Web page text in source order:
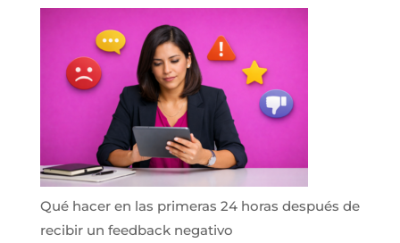
Qué hacer en las primeras 24 horas después de
recibir un feedback negativo